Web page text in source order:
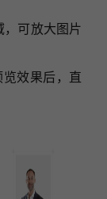
可放大图片
效果后，直